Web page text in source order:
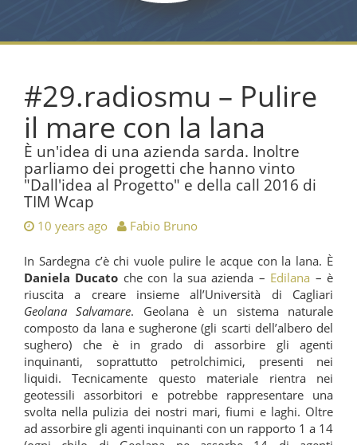
#29.radiosmu – Pulire
il mare con la lana
È un'idea di una azienda sarda. Inoltre
parliamo dei progetti che hanno vinto
"Dall'idea al Progetto" e della call 2016 di
TIM Wcap
10 years ago Fabio Bruno
In Sardegna c’è chi vuole pulire le acque con la lana. È
Daniela Ducato che con la sua azienda – Edilana – è
riuscita a creare insieme all’Università di Cagliari
Geolana Salvamare. Geolana è un sistema naturale
composto da lana e sugherone (gli scarti dell’albero del
sughero) che è in grado di assorbire gli agenti
inquinanti, soprattutto petrolchimici, presenti nei
liquidi. Tecnicamente questo materiale rientra nei
geotessili assorbitori e potrebbe rappresentare una
svolta nella pulizia dei nostri mari, fiumi e laghi. Oltre
ad assorbire gli agenti inquinanti con un rapporto 1 a 14